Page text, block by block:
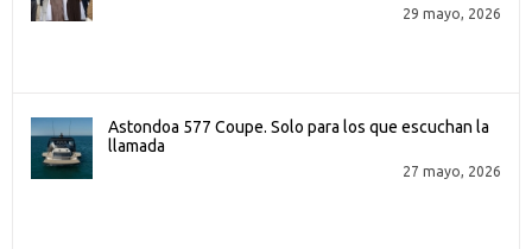
29 mayo, 2026
Astondoa 577 Coupe. Solo para los que escuchan la
llamada
27 mayo, 2026